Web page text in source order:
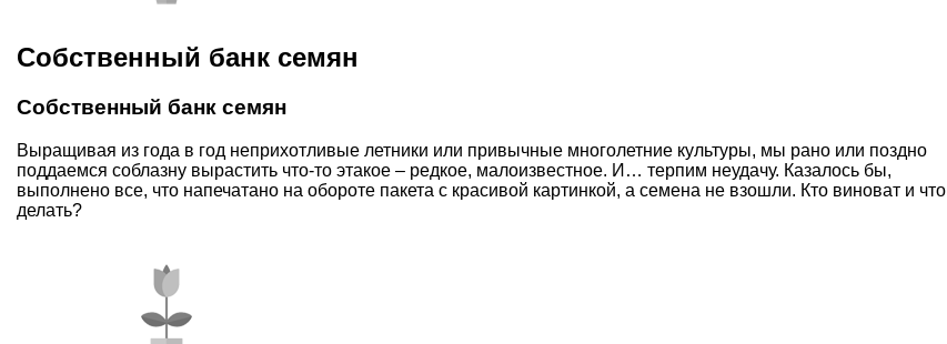
Собственный банк семян
Собственный банк семян
Выращивая из года в год неприхотливые летники или привычные многолетние культуры, мы рано или поздно
поддаемся соблазну вырастить что-то этакое – редкое, малоизвестное. И… терпим неудачу. Казалось бы,
выполнено все, что напечатано на обороте пакета с красивой картинкой, а семена не взошли. Кто виноват и что
делать?